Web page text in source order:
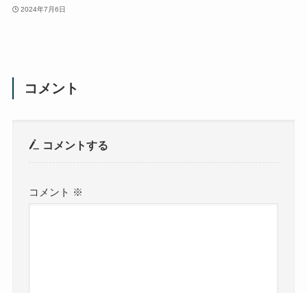
2024年7月6日
コメント
コメントする
コメント ※